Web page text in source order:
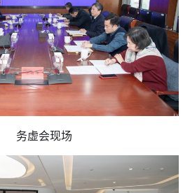
务虚会现场